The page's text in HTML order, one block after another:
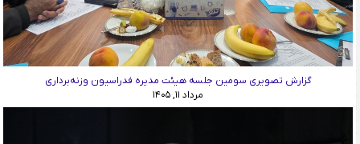
گزارش تصویری سومین جلسه هیئت مدیره فدراسیون وزنه‌برداری
مرداد ۱۱, ۱۴۰۵